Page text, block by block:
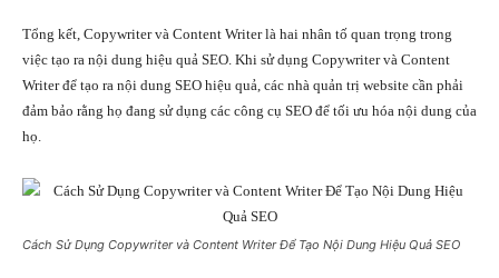
Tổng kết, Copywriter và Content Writer là hai nhân tố quan trọng trong
việc tạo ra nội dung hiệu quả SEO. Khi sử dụng Copywriter và Content
Writer để tạo ra nội dung SEO hiệu quả, các nhà quản trị website cần phải
đảm bảo rằng họ đang sử dụng các công cụ SEO để tối ưu hóa nội dung của
họ.
Cách Sử Dụng Copywriter và Content Writer Để Tạo Nội Dung Hiệu Quả SEO